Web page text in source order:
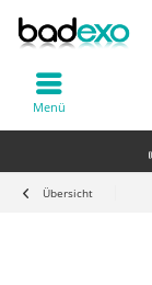
Menü
Übersicht